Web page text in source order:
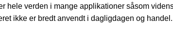
hele verden i mange applikationer såsom
ikke er bredt anvendt i dagligdagen og handel.